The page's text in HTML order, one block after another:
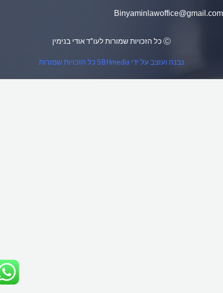
נבנה ועוצב על ידי SBHmedia כל הזכויות שמורות